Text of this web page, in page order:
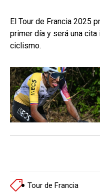
El Tour de Francia 2025
primer día y será una
ciclismo.
Tour de Francia